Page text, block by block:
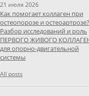
21 июля 2026
Как помогает коллаген при
остеопорозе и остеоартрозе?
Разбор исследований и роль
ПЕРВОГО ЖИВОГО
для опорно-двигательной
системы
All posts